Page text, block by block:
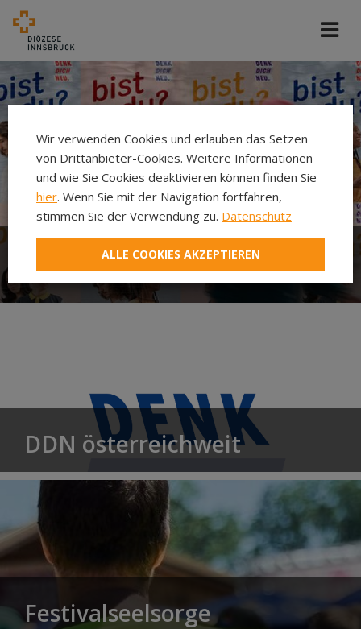
Was ist Denk Dich Neu?
DDN österreichweit
Festivalseelsorge
Wir verwenden Cookies und erlauben das Setzen
von Drittanbieter-Cookies. Weitere Informationen
und wie Sie Cookies deaktivieren können finden Sie
hier. Wenn Sie mit der Navigation fortfahren,
stimmen Sie der Verwendung zu. Datenschutz
ALLE COOKIES AKZEPTIEREN